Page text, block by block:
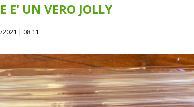
E' UN VERO JOLLY
| 08:11